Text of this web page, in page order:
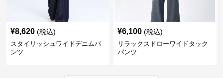
¥8,620 (税込)
スタイリッシュワイドデニムパ
ンツ
¥6,100 (税込)
リラックスドローワイドタック
パンツ